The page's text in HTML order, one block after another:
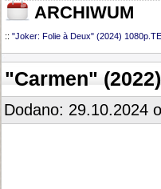
ARCHIWUM
:: "Joker: Folie à Deux" (2024)
"Carmen"
Dodano: 29.10.2024